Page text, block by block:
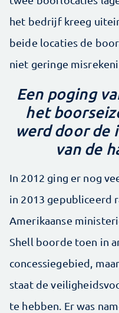
het bedrijf kreeg
beide locaties de
niet geringe
Een poging
het
werd door de
van de
In 2012 ging er nog
in 2013 gepubliceerd
Amerikaanse
Shell boorde toen in
concessiegebied,
staat de
te hebben. Er was